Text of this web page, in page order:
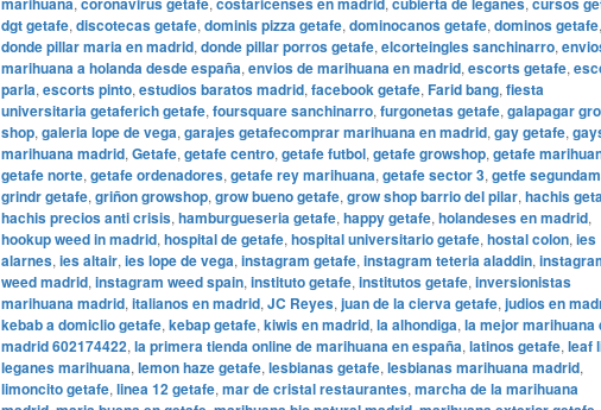
dgt getafe, discotecas getafe, dominis pizza getafe, dominocanos getafe, dominos getafe,
donde pillar maria en madrid, donde pillar porros getafe, elcorteingles sanchinarro,
marihuana a holanda desde españa, envios de marihuana en madrid, escorts getafe,
parla, escorts pinto, estudios baratos madrid, facebook getafe, Farid bang, fiesta
universitaria getaferich getafe, foursquare sanchinarro, furgonetas getafe, galapagar
shop, galeria lope de vega, garajes getafecomprar marihuana en madrid, gay getafe,
marihuana madrid, Getafe, getafe centro, getafe futbol, getafe growshop, getafe
getafe norte, getafe ordenadores, getafe rey marihuana, getafe sector 3, getfe
grindr getafe, griñon growshop, grow bueno getafe, grow shop barrio del pilar, hachis
hachis precios anti crisis, hamburgueseria getafe, happy getafe, holandeses en madrid,
hookup weed in madrid, hospital de getafe, hospital universitario getafe, hostal colon, ies
alarnes, ies altair, ies lope de vega, instagram getafe, instagram teteria aladdin,
weed madrid, instagram weed spain, instituto getafe, institutos getafe, inversionistas
marihuana madrid, italianos en madrid, JC Reyes, juan de la cierva getafe, judios en
kebab a domiclio getafe, kebap getafe, kiwis en madrid, la alhondiga, la mejor marihuana
madrid 602174422, la primera tienda online de marihuana en españa, latinos getafe, leaf
leganes marihuana, lemon haze getafe, lesbianas getafe, lesbianas marihuana madrid,
limoncito getafe, linea 12 getafe, mar de cristal restaurantes, marcha de la marihuana